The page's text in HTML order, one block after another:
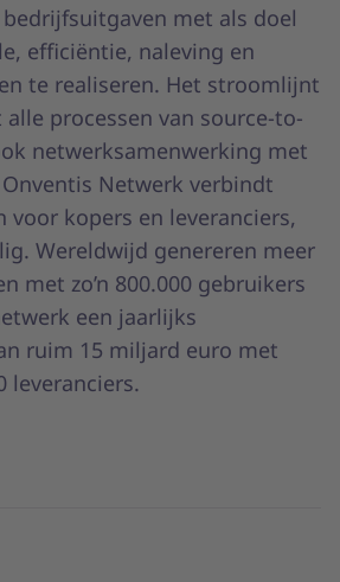
met als doel
efficiëntie, naleving en
te realiseren. Het stroomlijnt
processen van source-to-
netwerksamenwerking met
Netwerk verbindt
voor kopers en leveranciers,
Wereldwijd genereren meer
met zo’n 800.000 gebruikers
een jaarlijks
ruim 15 miljard euro met
leveranciers.